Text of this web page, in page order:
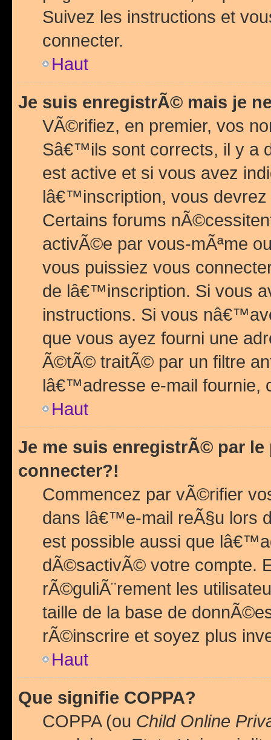
Suivez les instructions et
connecter.
Haut
Je suis enregistrÃ© mais je
VÃ©rifiez, en premier, vos
Sâ€™ils sont corrects, il y a
est active et si vous avez
lâ€™inscription, vous
Certains forums
activÃ©e par vous-mÃªme
vous puissiez vous
de lâ€™inscription. Si vous
instructions. Si vous
que vous ayez fourni une
Ã©tÃ© traitÃ© par un filtre
lâ€™adresse e-mail fournie,
Haut
Je me suis enregistrÃ© par
connecter?!
Commencez par vÃ©rifier
dans lâ€™e-mail reÃ§u lors
est possible aussi que
dÃ©sactivÃ© votre compte.
rÃ©guliÃ¨rement les
taille de la base de
rÃ©inscrire et soyez plus
Haut
Que signifie COPPA?
COPPA (ou Child Online